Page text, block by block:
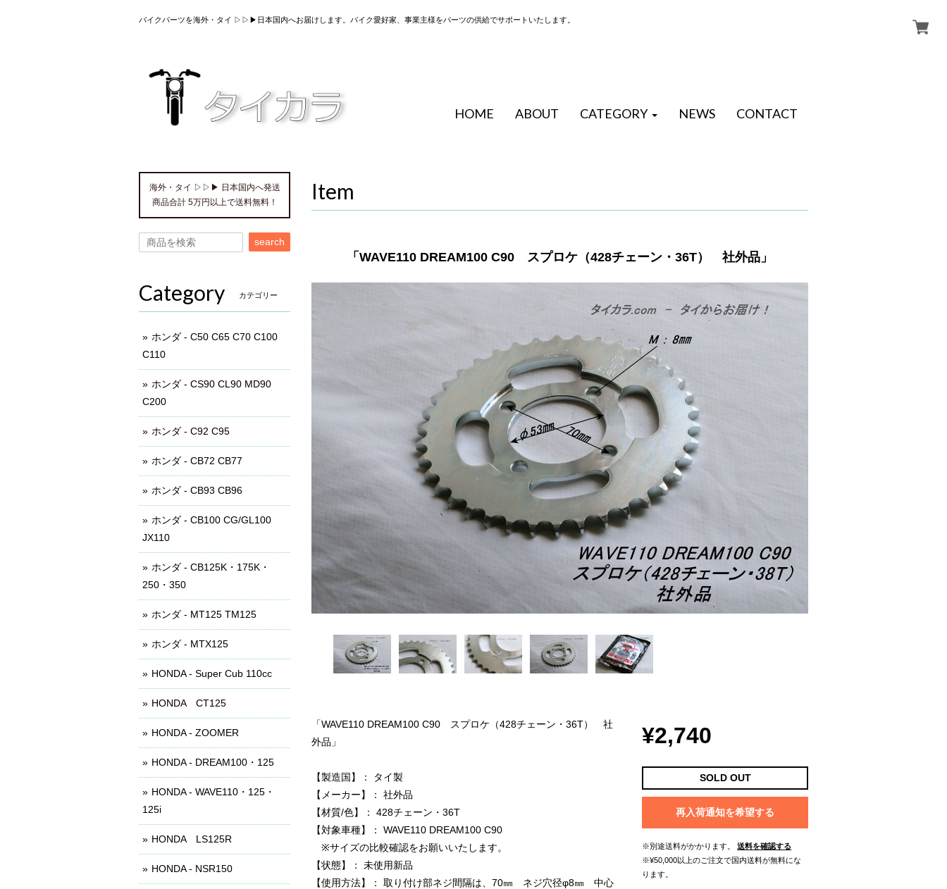
バイクパーツを海外・タイ ▷▷▶日本国内へお届けします。バイク愛好家、事業主様をパーツの供給でサポートいたします。
HOME ABOUT CATEGORY NEWS CONTACT
Item
「WAVE110 DREAM100 C90 スプロケ（428チェーン・36T） 社外品」
「WAVE110 DREAM100 C90 スプロケ（428チェーン・36T） 社
外品」
【製造国】： タイ製
【メーカー】： 社外品
【材質/色】： 428チェーン・36T
【対象車種】： WAVE110 DREAM100 C90
※サイズの比較確認をお願いいたします。
【状態】： 未使用新品
【使用方法】： 取り付け部ネジ間隔は、70㎜ ネジ穴径φ8㎜ 中心
¥2,740
SOLD OUT
再入荷通知を希望する
※別途送料がかかります。
送料を確認する
※¥50,000以上のご注文で国内送料が無料にな
ります。
海外・タイ ▷▷▶ 日本国内へ発送
商品合計 5万円以上で送料無料！
search
Category カテゴリー
ホンダ - C50 C65 C70 C100
C110
ホンダ - CS90 CL90 MD90
C200
ホンダ - C92 C95
ホンダ - CB72 CB77
ホンダ - CB93 CB96
ホンダ - CB100 CG/GL100
JX110
ホンダ - CB125K・175K・
250・350
ホンダ - MT125 TM125
ホンダ - MTX125
HONDA - Super Cub 110cc
HONDA CT125
HONDA - ZOOMER
HONDA - DREAM100・125
HONDA - WAVE110・125・
125i
HONDA LS125R
HONDA - NSR150